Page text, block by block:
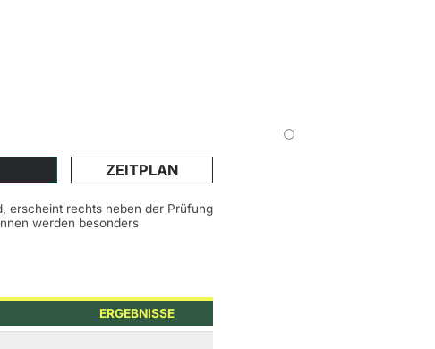
ZEITPLAN
erscheint rechts neben der Prüfung
werden besonders
ERGEBNISSE